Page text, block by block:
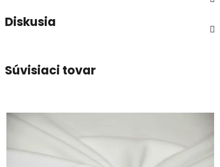
Diskusia
Súvisiaci tovar